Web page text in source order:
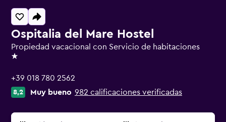
Ospitalia del Mare Hostel
Propiedad vacacional con Servicio de habitaciones
1 estrella
+39 018 780 2562
8,2 Muy bueno 982 calificaciones verificadas